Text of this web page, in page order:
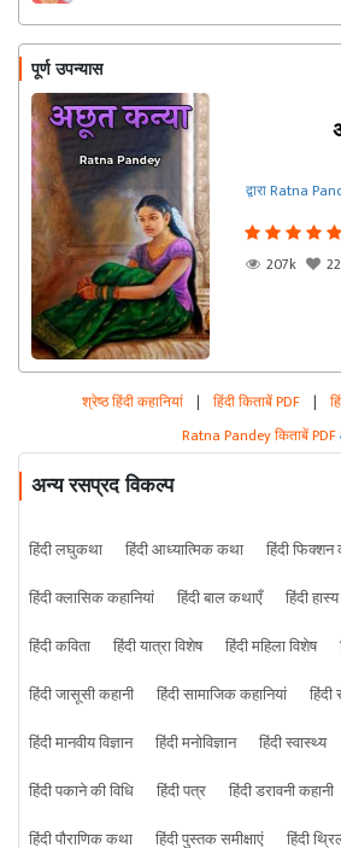
पूर्ण उपन्यास
द्वारा Ratna
207k
22
श्रेष्ठ हिंदी कहानियां | हिंदी किताबें PDF |
Ratna Pandey किताबें PDF
अन्य रसप्रद विकल्प
हिंदी लघुकथा हिंदी आध्यात्मिक कथा हिंदी फिक्शन
हिंदी क्लासिक कहानियां
हिंदी बाल कथाएँ हिंदी
हिंदी कविता
हिंदी यात्रा विशेष हिंदी महिला विशेष
हिंदी जासूसी कहानी
हिंदी सामाजिक कहानियां
हिंदी मानवीय विज्ञान
हिंदी मनोविज्ञान हिंदी स्वास्थ्य
हिंदी पकाने की विधि
हिंदी पत्र हिंदी डरावनी कहानी
हिंदी पौराणिक कथा
हिंदी पुस्तक समीक्षाएं हिंदी